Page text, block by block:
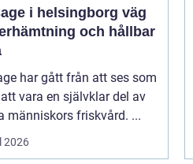
i helsingborg väg
och hållbar
har gått från att ses som
vara en självklar del av
människors friskvård. ...
2026